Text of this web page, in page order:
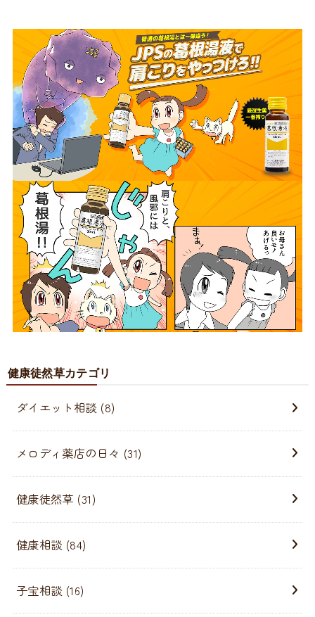
健康徒然草カテゴリ
ダイエット相談 (8)
メロディ薬店の日々 (31)
健康徒然草 (31)
健康相談 (84)
子宝相談 (16)